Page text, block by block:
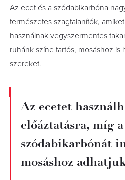
Az ecet és a szódabikarbóna
természetes szagtalanítók,
használnak vegyszermentes
ruhánk színe tartós, mosáshoz is
szereket.
Az ecetet
előáztatásra, míg a
szódabikarbónát
mosáshoz